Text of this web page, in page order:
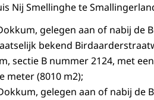
Nij Smellinghe te
gelegen aan of nabij de
bekend
sectie B nummer 2124, met
meter (8010 m2);
gelegen aan of nabij de